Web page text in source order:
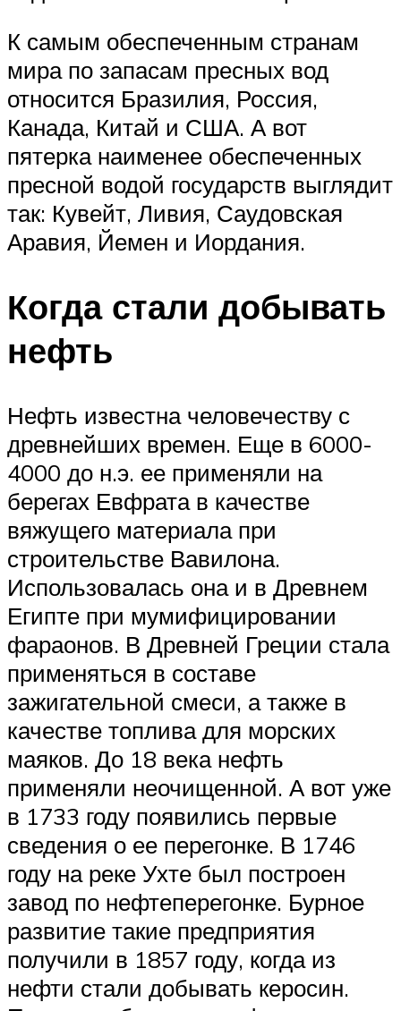
К самым обеспеченным странам
мира по запасам пресных вод
относится Бразилия, Россия,
Канада, Китай и США. А вот
пятерка наименее обеспеченных
пресной водой государств выглядит
так: Кувейт, Ливия, Саудовская
Аравия, Йемен и Иордания.
Когда стали добывать
нефть
Нефть известна человечеству с
древнейших времен. Еще в 6000-
4000 до н.э. ее применяли на
берегах Евфрата в качестве
вяжущего материала при
строительстве Вавилона.
Использовалась она и в Древнем
Египте при мумифицировании
фараонов. В Древней Греции стала
применяться в составе
зажигательной смеси, а также в
качестве топлива для морских
маяков. До 18 века нефть
применяли неочищенной. А вот уже
в 1733 году появились первые
сведения о ее перегонке. В 1746
году на реке Ухте был построен
завод по нефтеперегонке. Бурное
развитие такие предприятия
получили в 1857 году, когда из
нефти стали добывать керосин.